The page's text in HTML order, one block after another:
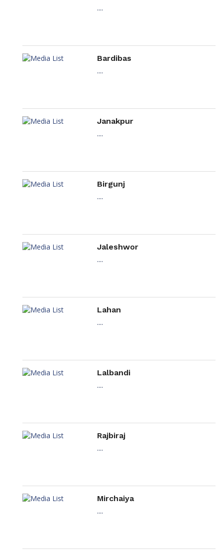
....
Bardibas
....
Janakpur
....
Birgunj
....
Jaleshwor
....
Lahan
....
Lalbandi
....
Rajbiraj
....
Mirchaiya
....